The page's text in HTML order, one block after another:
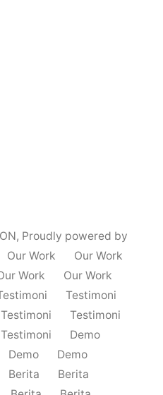
, Proudly powered by
Our Work
Our Work
Work
Our Work
Testimoni
Testimoni
Testimoni
Testimoni
Demo
Demo
Demo
Berita
Berita